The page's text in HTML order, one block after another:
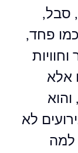
סבל,
פחד,
אלא
לא
למה